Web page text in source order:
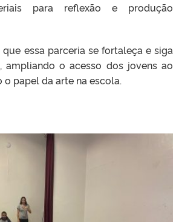
para reflexão e produção
essa parceria se fortaleça e siga
ampliando o acesso dos jovens ao
papel da arte na escola.